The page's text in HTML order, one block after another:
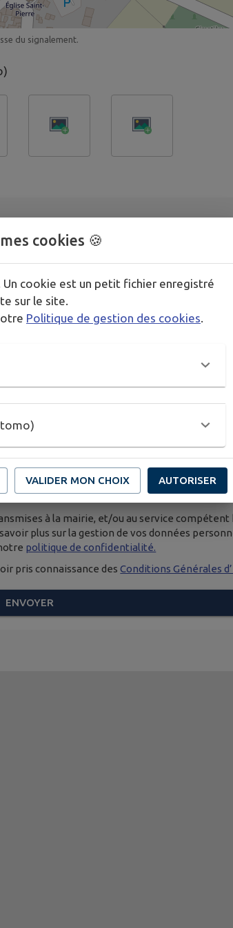
du signalement.
à la mairie, et/ou au service
plus sur la gestion de vos données
politique de confidentialité.
pris connaissance desConditions Générales
ENVOYER
cookies 🍪
cookie est un petit fichier enregistré
sur le site.
Politique de gestion des cookies
VALIDER MON CHOIX AUTORISER